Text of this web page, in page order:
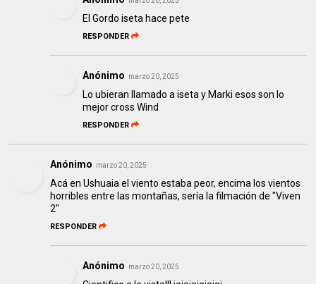
El Gordo iseta hace pete
RESPONDER
Anónimo marzo 20, 2025
Lo ubieran llamado a iseta y Marki esos son lo
mejor cross Wind
RESPONDER
Anónimo marzo 20, 2025
Acá en Ushuaia el viento estaba peor, encima los vientos
horribles entre las montañas, sería la filmación de "Viven
2"
RESPONDER
Anónimo marzo 20, 2025